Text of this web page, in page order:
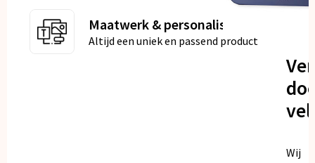
Maatwerk & personalisatie
Altijd een uniek en passend product
Wij